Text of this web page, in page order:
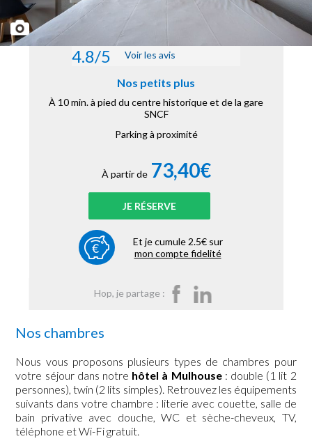
4.8/5 Voir les avis
Nos petits plus
À 10 min. à pied du centre historique et de la gare
SNCF
Parking à proximité
À partir de 73,40€
JE RÉSERVE
Et je cumule 2.5€ sur
mon compte fidelité
Hop, je partage :
Nos chambres
Nous vous proposons plusieurs types de chambres pour
votre séjour dans notre hôtel à Mulhouse: double (1 lit 2
personnes), twin (2 lits simples). Retrouvez les équipements
suivants dans votre chambre : literie avec couette, salle de
bain privative avec douche, WC et sèche-cheveux, TV,
téléphone et Wi-Fi gratuit.